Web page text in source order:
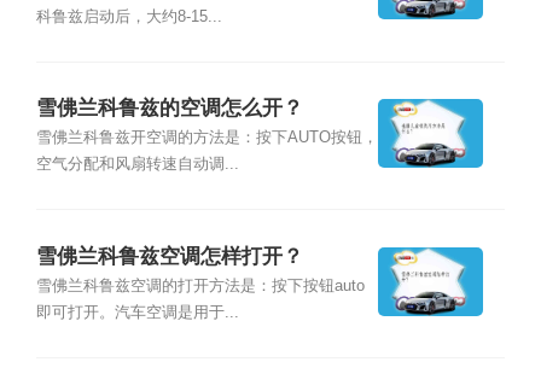
科鲁兹启动后，大约8-15...
雪佛兰科鲁兹的空调怎么开？
雪佛兰科鲁兹开空调的方法是：按下AUTO按钮，
空气分配和风扇转速自动调...
雪佛兰科鲁兹空调怎样打开？
雪佛兰科鲁兹空调的打开方法是：按下按钮auto
即可打开。汽车空调是用于...